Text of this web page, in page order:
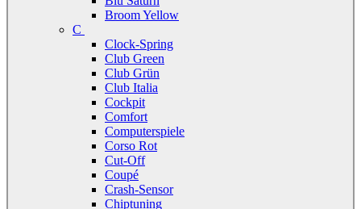
Broom Yellow
C
Clock-Spring
Club Green
Club Grün
Club Italia
Cockpit
Comfort
Computerspiele
Corso Rot
Cut-Off
Coupé
Crash-Sensor
Chiptuning